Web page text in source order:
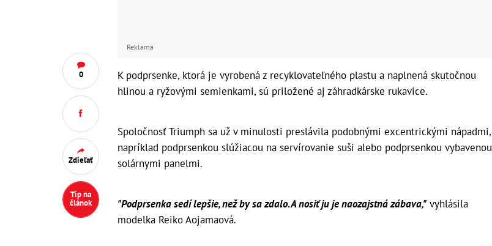
0
Zdieľať
Tip na
článok
Reklama
K podprsenke, ktorá je vyrobená z recyklovateľného plastu a naplnená skutočnou
hlinou a ryžovými semienkami, sú priložené aj záhradkárske rukavice.
Spoločnosť Triumph sa už v minulosti preslávila podobnými excentrickými nápadmi,
napríklad podprsenkou slúžiacou na servírovanie suši alebo podprsenkou vybavenou
solárnymi panelmi.
"Podprsenka sedí lepšie, než by sa zdalo. A nosiť ju je naozajstná zábava," vyhlásila
modelka Reiko Aojamaová.